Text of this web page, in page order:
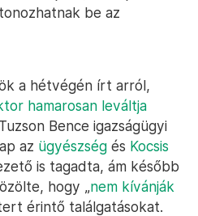
be az
a hétvégén írt arról,
hamarosan leváltja
Bence igazságügyi
az ügyészség és Kocsis
is tagadta, ám később
hogy „nem kívánják
érintő találgatásokat.